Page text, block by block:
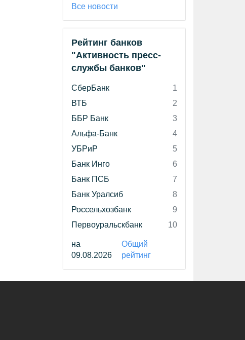
Все новости
Рейтинг банков
"Активность пресс-
службы банков"
СберБанк
1
ВТБ
2
ББР Банк
3
Альфа-Банк
4
УБРиР
5
Банк Инго
6
Банк ПСБ
7
Банк Уралсиб
8
Россельхозбанк
9
Первоуральскбанк
10
на
09.08.2026
Общий
рейтинг